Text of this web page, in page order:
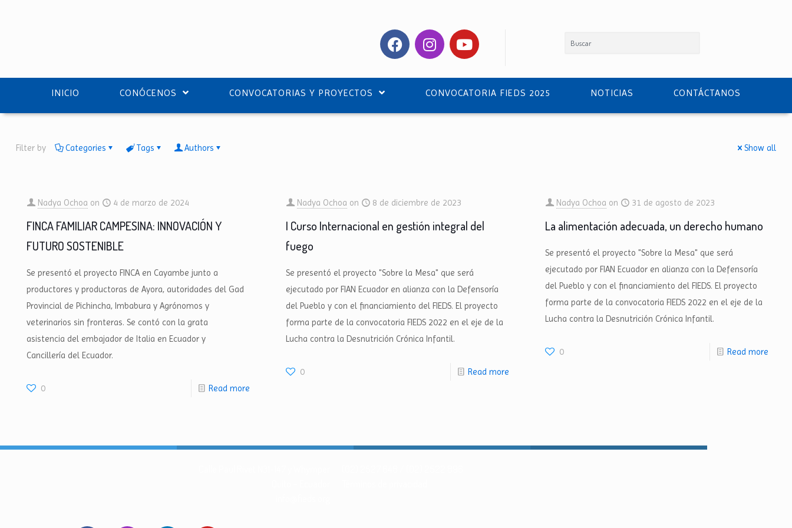
INICIO CONÓCENOS CONVOCATORIAS Y PROYECTOS CONVOCATORIA FIEDS 2025 NOTICIAS CONTÁCTANOS
Filter by Categories Tags Authors Show all
Nadya Ochoa on 4 de marzo de 2024
FINCA FAMILIAR CAMPESINA: INNOVACIÓN Y
FUTURO SOSTENIBLE
Se presentó el proyecto FINCA en Cayambe junto a
productores y productoras de Ayora, autoridades del Gad
Provincial de Pichincha, Imbabura y Agrónomos y
veterinarios sin fronteras. Se contó con la grata
asistencia del embajador de Italia en Ecuador y
Cancillería del Ecuador.
0 Read more
Nadya Ochoa on 8 de diciembre de 2023
I Curso Internacional en gestión integral del
fuego
Se presentó el proyecto "Sobre la Mesa" que será
ejecutado por FIAN Ecuador en alianza con la Defensoría
del Pueblo y con el financiamiento del FIEDS. El proyecto
forma parte de la convocatoria FIEDS 2022 en el eje de la
Lucha contra la Desnutrición Crónica Infantil.
0 Read more
Nadya Ochoa on 31 de agosto de 2023
La alimentación adecuada, un derecho humano
Se presentó el proyecto "Sobre la Mesa" que será
ejecutado por FIAN Ecuador en alianza con la Defensoría
del Pueblo y con el financiamiento del FIEDS. El proyecto
forma parte de la convocatoria FIEDS 2022 en el eje de la
Lucha contra la Desnutrición Crónica Infantil.
0 Read more